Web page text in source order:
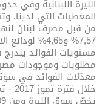
المعطيات التي لدينا.
7,57% و4,65%
مستويات الفوائد يندرج
مطلوبات وموجودات
معدّلات الفوائد في